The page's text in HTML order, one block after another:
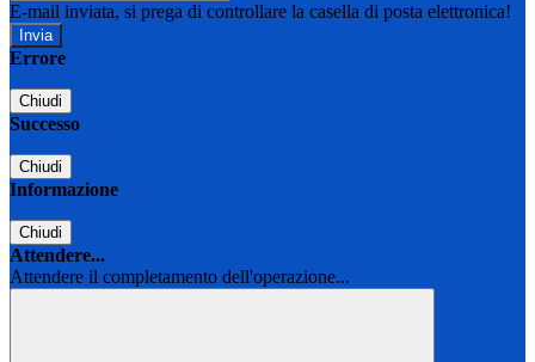
E-mail inviata, si prega di controllare la casella di posta elettronica!
Errore
Chiudi
Successo
Chiudi
Informazione
Chiudi
Attendere...
Attendere il completamento dell'operazione...